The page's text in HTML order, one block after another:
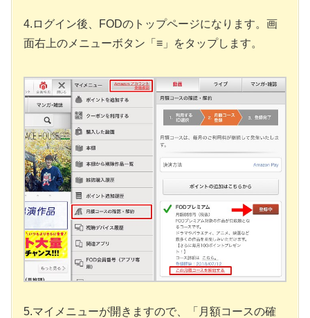
4.ログイン後、FODのトップページになります。画
面右上のメニューボタン「≡」をタップします。
5.マイメニューが開きますので、「月額コースの確